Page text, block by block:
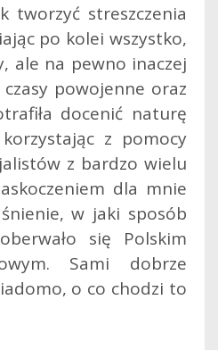
tworzyć streszczenia
po kolei wszystko,
ale na pewno inaczej
powojenne oraz
docenić naturę
z pomocy
z bardzo wielu
dla mnie
w jaki sposób
się Polskim
Sami dobrze
o co chodzi to